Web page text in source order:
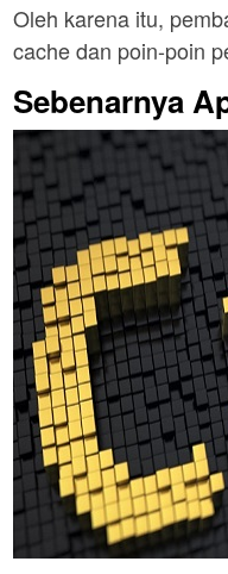
Oleh karena itu,
cache dan poin-poin
Sebenarnya